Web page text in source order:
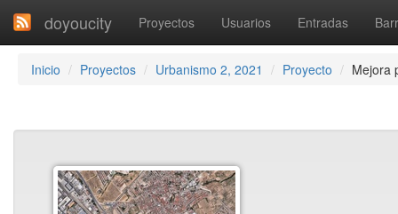
doyoucity Proyectos Usuarios Entradas
Inicio Proyectos Urbanismo 2, 2021 Proyecto Mejora